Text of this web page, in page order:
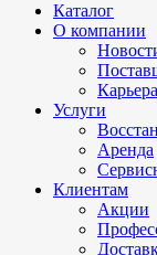
Каталог
О компании
Карьера
Услуги
Аренда
Клиентам
Акции